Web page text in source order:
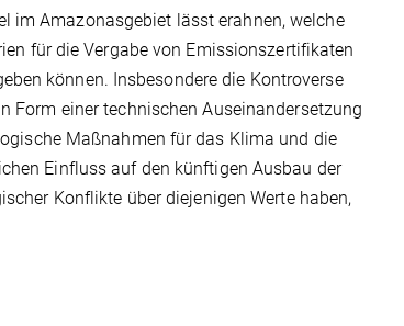
im Amazonasgebiet lässt erahnen, welche
für die Vergabe von Emissionszertifikaten
können. Insbesondere die Kontroverse
Form einer technischen Auseinandersetzung
Maßnahmen für das Klima und die
Einfluss auf den künftigen Ausbau der
Konflikte über diejenigen Werte haben,